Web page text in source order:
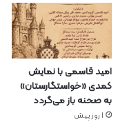
امید قاسمی با نمایش
کمدی «خواستگارستان»
به صحنه باز می‌گردد
1 روز پیش